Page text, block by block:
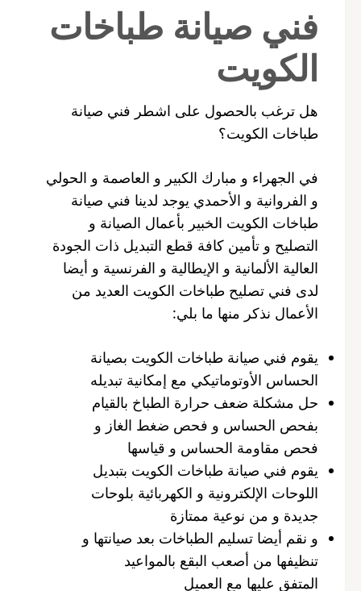
فني صيانة طباخات
الكويت
هل ترغب بالحصول على اشطر فني صيانة
طباخات الكويت؟
في الجهراء و مبارك الكبير و العاصمة و الحولي
و الفروانية و الأحمدي يوجد لدينا فني صيانة
طباخات الكويت الخبير بأعمال الصيانة و
التصليح و تأمين كافة قطع التبديل ذات الجودة
العالية الألمانية و الإيطالية و الفرنسية و أيضا
لدى فني تصليح طباخات الكويت العديد من
الأعمال نذكر منها ما بلي:
يقوم فني صيانة طباخات الكويت بصيانة
الحساس الأوتوماتيكي مع إمكانية تبديله
حل مشكلة ضعف حرارة الطباخ بالقيام
بفحص الحساس و فحص ضغط الغاز و
فحص مقاومة الحساس و قياسها
يقوم فني صيانة طباخات الكويت بتبديل
اللوحات الإلكترونية و الكهربائية بلوحات
جديدة و من نوعية ممتازة
و نقم أيضا تسليم الطباخات بعد صيانتها و
تنظيفها من أصعب البقع بالمواعيد
المتفق عليها مع العميل